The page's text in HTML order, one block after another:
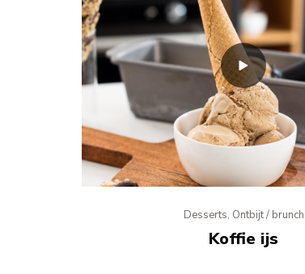
Desserts, Ontbijt / brunch
Koffie ijs